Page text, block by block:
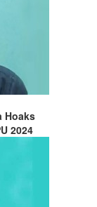
Hoaks
2024